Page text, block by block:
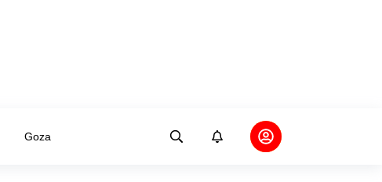
Goza